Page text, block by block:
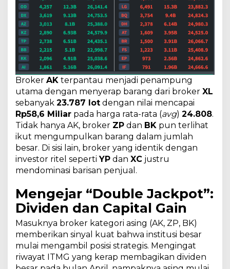
Broker AK terpantau menjadi penampung
utama dengan menyerap barang dari broker XL
sebanyak 23.787 lot dengan nilai mencapai
Rp58,6 Miliar pada harga rata-rata (avg) 24.808.
Tidak hanya AK, broker ZP dan BK pun terlihat
ikut mengumpulkan barang dalam jumlah
besar. Di sisi lain, broker yang identik dengan
investor ritel sepertiYP dan XC justru
mendominasi barisan penjual.
Mengejar “Double Jackpot”:
Dividen dan Capital Gain
Masuknya broker kategori asing (AK, ZP, BK)
memberikan sinyal kuat bahwa institusi besar
mulai mengambil posisi strategis. Mengingat
riwayat ITMG yang kerap membagikan dividen